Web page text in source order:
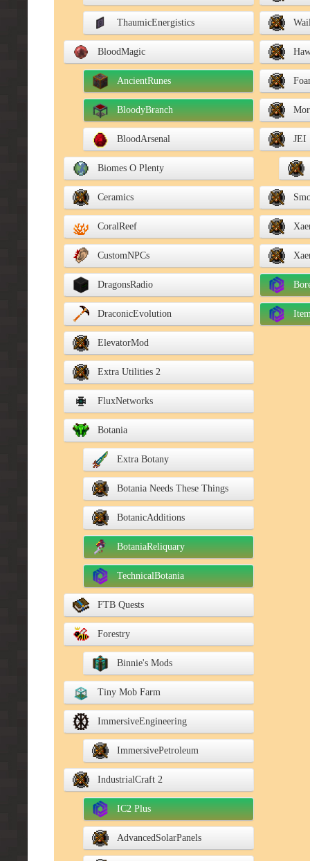
ThaumicEnergistics
BloodMagic
AncientRunes
BloodyBranch
BloodArsenal
Biomes O Plenty
Ceramics
CoralReef
CustomNPCs
DragonsRadio
DraconicEvolution
ElevatorMod
Extra Utilities 2
FluxNetworks
Botania
Extra Botany
Botania Needs These Things
BotanicAdditions
BotaniaReliquary
TechnicalBotania
FTB Quests
Forestry
Binnie's Mods
Tiny Mob Farm
ImmersiveEngineering
ImmersivePetroleum
IndustrialCraft 2
IC2 Plus
AdvancedSolarPanels
JEI